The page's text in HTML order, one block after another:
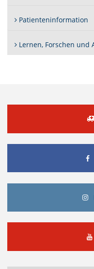
Patienteninformation
Lernen, Forschen und